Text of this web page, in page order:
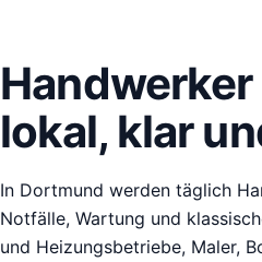
lokal, klar
In Dortmund werden täglich
Notfälle, Wartung und
und Heizungsbetriebe, Maler,